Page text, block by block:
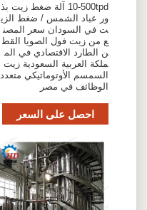
10-500tpd آلة ضغط زيت بذ
ور عباد الشمس / ضغط الزي
ت في السودان سعر المصن
ع من زيت فول الصويا القط
ن الطارد الاقتصادي في الم
ملكة العربية السعودية زيت
السمسم الأوتوماتيكي متعدد
الوظائف في مصر
احصل على السعر